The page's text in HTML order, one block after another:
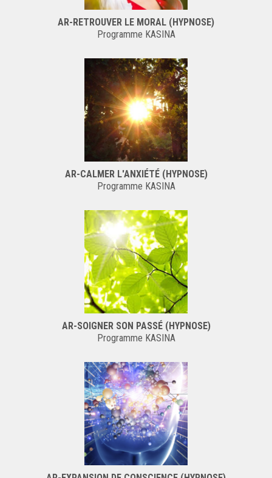
AR-RETROUVER LE MORAL (HYPNOSE)
Programme KASINA
AR-CALMER L'ANXIÉTÉ (HYPNOSE)
Programme KASINA
AR-SOIGNER SON PASSÉ (HYPNOSE)
Programme KASINA